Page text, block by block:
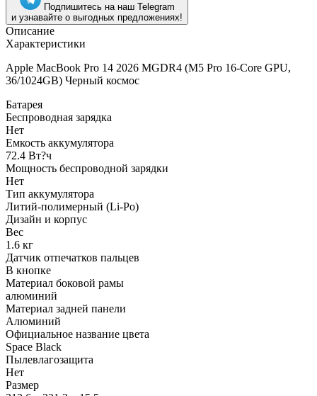
Подпишитесь на наш Telegram
и узнавайте о выгодных предложениях!
Описание
Характеристики
Apple MacBook Pro 14 2026 MGDR4 (M5 Pro 16-Core GPU,
36/1024GB) Черный космос
Батарея
Беспроводная зарядка
Нет
Емкость аккумулятора
72.4 Вт?ч
Мощность беспроводной зарядки
Нет
Тип аккумулятора
Литий-полимерный (Li-Po)
Дизайн и корпус
Вес
1.6 кг
Датчик отпечатков пальцев
В кнопке
Материал боковой рамы
алюминий
Материал задней панели
Алюминий
Официальное название цвета
Space Black
Пылевлагозащита
Нет
Размер